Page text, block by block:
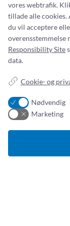
Addresse:
Simonsen & Weel
Vejleåvej 66
CVR NR.
Tlf.:(+45) 70 25 56
Email:
sw@sw.dk
Hospitalsudstyr
vores webtrafik.
tillade alle
du vil acceptere
overensstemmelse
Responsibility Site
data.
Cookie- og
Nødvendig
Marketing